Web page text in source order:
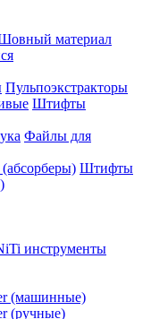
материал
Пульпоэкстракторы
Штифты
Файлы для
Штифты
инструменты
(машинные)
(ручные)